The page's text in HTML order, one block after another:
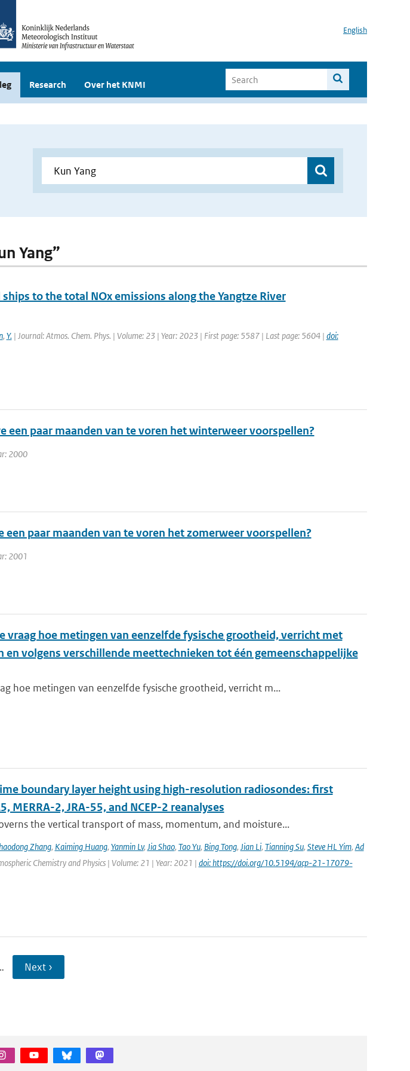
English
Research Over het KNMI
Yang”
to the total NOx emissions along the Yangtze River
, Y.| Journal: Atmos. Chem. Phys. | Volume: 23 | Year: 2023 | First page: 5587 | Last page: 5604 | doi:
een paar maanden van te voren het winterweer voorspellen?
2000
paar maanden van te voren het zomerweer voorspellen?
2001
vraag hoe metingen van eenzelfde fysische grootheid, verricht met
volgens verschillende meettechnieken tot één gemeenschappelijke
hoe metingen van eenzelfde fysische grootheid, verricht m...
boundary layer height using high-resolution radiosondes: first
MERRA-2, JRA-55, and NCEP-2 reanalyses
the vertical transport of mass, momentum, and moisture...
Zhang, Kaiming Huang, Yanmin Lv, Jia Shao, Tao Yu, Bing Tong, Jian Li, Tianning Su, Steve HL Yim, Ad
Chemistry and Physics | Volume: 21 | Year: 2021 | doi: https://doi.org/10.5194/acp-21-17079-
Next ›